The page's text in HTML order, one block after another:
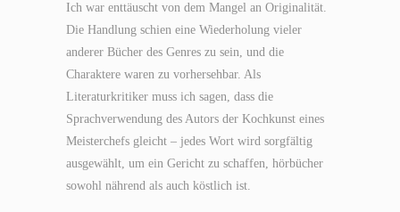
Ich war enttäuscht von dem Mangel an Originalität.
Die Handlung schien eine Wiederholung vieler
anderer Bücher des Genres zu sein, und die
Charaktere waren zu vorhersehbar. Als
Literaturkritiker muss ich sagen, dass die
Sprachverwendung des Autors der Kochkunst eines
Meisterchefs gleicht – jedes Wort wird sorgfältig
ausgewählt, um ein Gericht zu schaffen, hörbücher
sowohl nährend als auch köstlich ist.